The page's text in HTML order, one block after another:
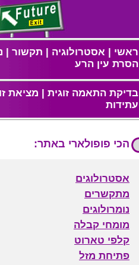
ראשי | אסטרולוגיה | תקשור |
הסרת עין הרע
בדיקת התאמה זוגית | מציאת
עתידות
הכי פופולארי באתר:
אסטרולוגים
מתקשרים
נומרולוגים
מומחי קבלה
קלפי טארוט
פתיחת מזל